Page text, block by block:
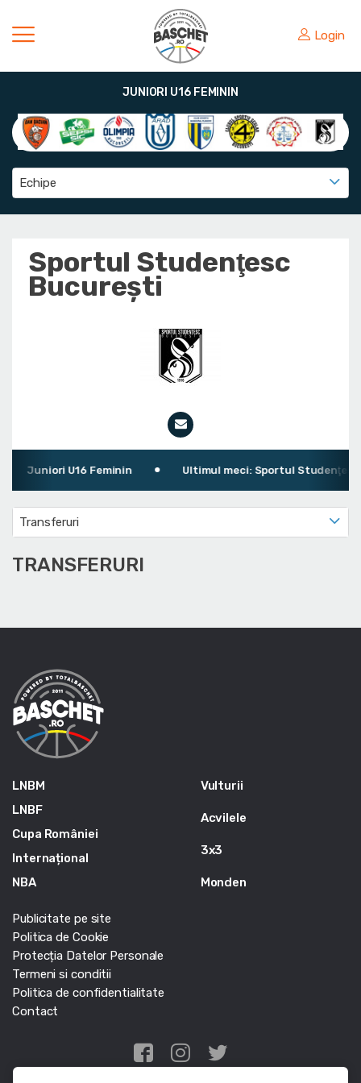
Login
JUNIORI U16 FEMININ
Echipe
Sportul Studenţesc
Bucureşti
Juniori U16 Feminin Ultimul meci: Sportul Studenţesc
Transferuri
TRANSFERURI
LNBM
LNBF
Cupa României
Internațional
NBA
Vulturii
Acvilele
3x3
Monden
Publicitate pe site
Politica de Cookie
Protecția Datelor Personale
Termeni si conditii
Politica de confidentialitate
Contact